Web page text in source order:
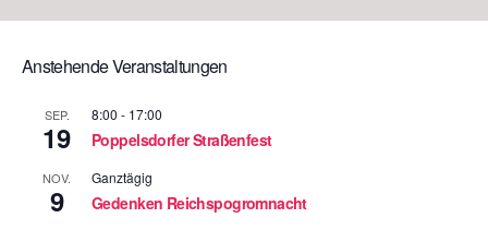
Anstehende Veranstaltungen
SEP.
19
8:00 - 17:00
Poppelsdorfer Straßenfest
NOV.
9
Ganztägig
Gedenken Reichspogromnacht